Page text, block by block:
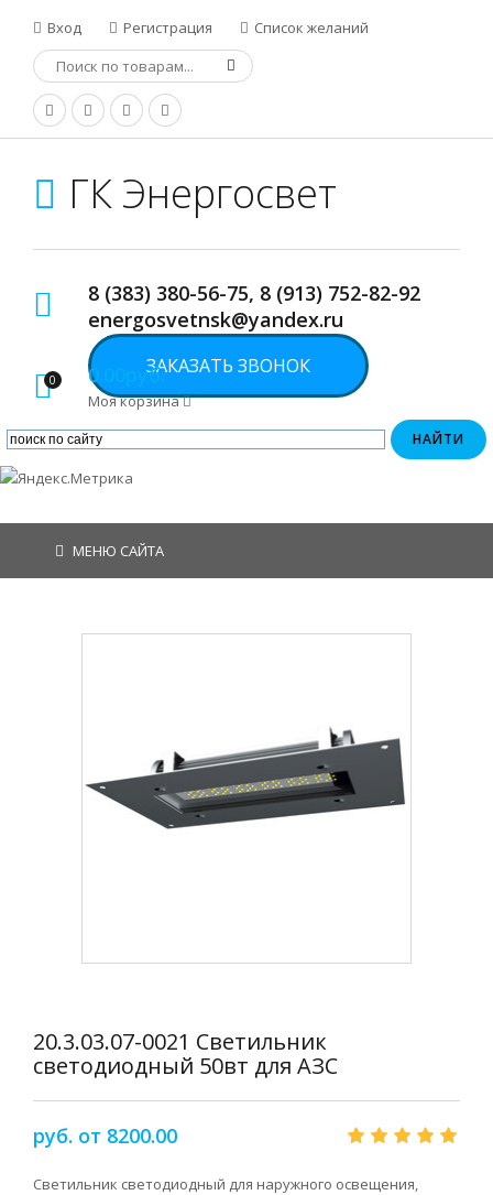
Вход Регистрация Список желаний
ГК Энергосвет
8 (383) 380-56-75, 8 (913) 752-82-92
energosvetnsk@yandex.ru
ЗАКАЗАТЬ ЗВОНОК
0 0.00руб.
Моя корзина
МЕНЮ САЙТА
20.3.03.07-0021 Светильник
светодиодный 50вт для АЗС
руб. от 8200.00
Светильник светодиодный для наружного освещения,